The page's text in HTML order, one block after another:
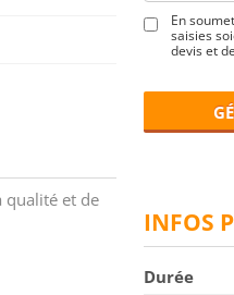
qualité et de
En
saisies
devis et
INFOS
Durée